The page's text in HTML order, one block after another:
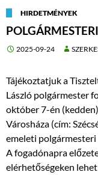
HIRDETMÉNYEK
2025-09-24
Tájékoztatjuk a
László polgármester
október 7-én
Városháza (cím:
emeleti
A fogadónapra
elérhetőségeken